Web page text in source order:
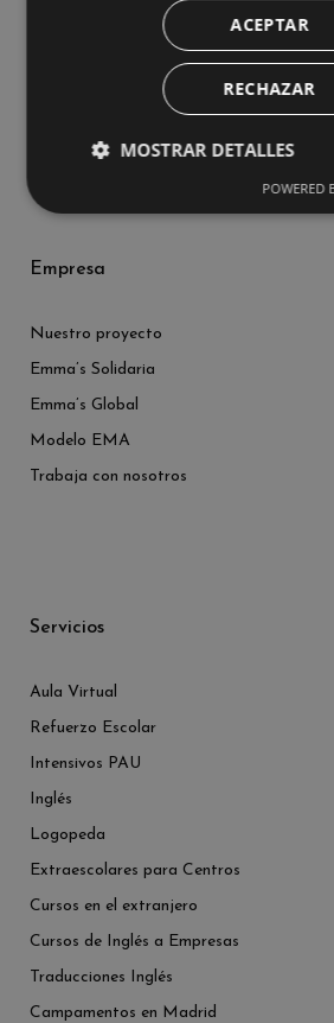
C/ Pico de Montánchez 10
(+34) 91 059 54 70
Empresa
Nuestro proyecto
Emma’s Solidaria
Emma’s Global
Modelo EMA
Trabaja con nosotros
Servicios
Aula Virtual
Refuerzo Escolar
Intensivos PAU
Inglés
Logopeda
Extraescolares para Centros
Cursos en el extranjero
Cursos de Inglés a Empresas
Traducciones Inglés
Campamentos en Madrid
ACEPTAR
RECHAZAR
MOSTRAR DETALLES
POWERED